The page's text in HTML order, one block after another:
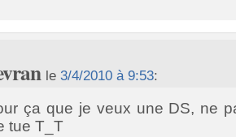
le 3/4/2010 à 9:53:
ça que je veux une DS, ne
tue T_T